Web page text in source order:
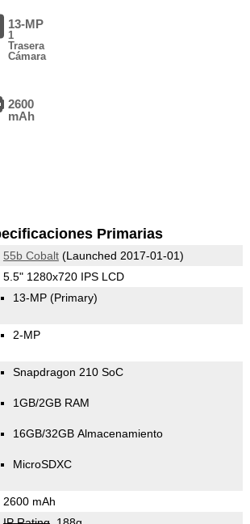
13-MP
1
Trasera
Cámara
2600
mAh
Primarias
55b Cobalt(Launched 2017-01-01)
5.5" 1280x720 IPS LCD
13-MP (Primary)
2-MP
Snapdragon 210 SoC
1GB/2GB RAM
16GB/32GB Almacenamiento
MicroSDXC
2600 mAh